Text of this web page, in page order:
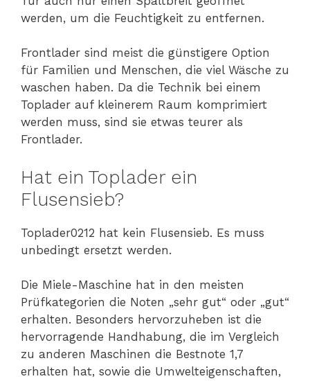
werden, um die Feuchtigkeit zu entfernen.
Frontlader sind meist die günstigere Option
für Familien und Menschen, die viel Wäsche zu
waschen haben. Da die Technik bei einem
Toplader auf kleinerem Raum komprimiert
werden muss, sind sie etwas teurer als
Frontlader.
Hat ein Toplader ein
Flusensieb?
Toplader0212 hat kein Flusensieb. Es muss
unbedingt ersetzt werden.
Die Miele-Maschine hat in den meisten
Prüfkategorien die Noten „sehr gut“ oder „gut“
erhalten. Besonders hervorzuheben ist die
hervorragende Handhabung, die im Vergleich
zu anderen Maschinen die Bestnote 1,7
erhalten hat, sowie die Umwelteigenschaften,